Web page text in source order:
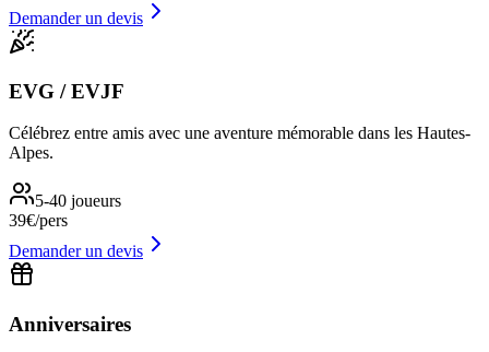
Demander un devis
EVG / EVJF
Célébrez entre amis avec une aventure mémorable dans les Hautes-
Alpes.
5-40 joueurs
39€/pers
Demander un devis
Anniversaires